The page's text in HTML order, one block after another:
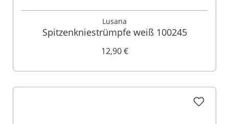
Lusana
Spitzenkniestrümpfe weiß 100245
12,90 €